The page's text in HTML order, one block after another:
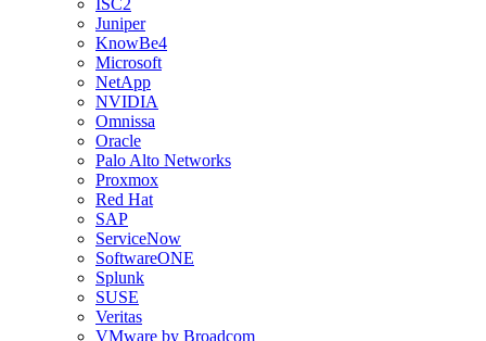
ISC2
Juniper
KnowBe4
Microsoft
NetApp
NVIDIA
Omnissa
Oracle
Palo Alto Networks
Proxmox
Red Hat
SAP
ServiceNow
SoftwareONE
Splunk
SUSE
Veritas
VMware by Broadcom